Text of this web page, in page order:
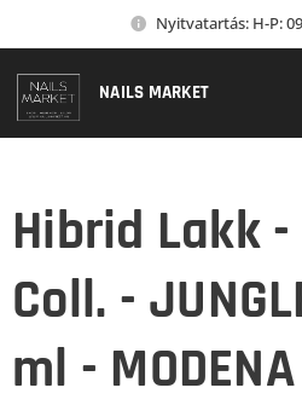
Nyitvatartás: H-P:
NAILS MARKET
Hibrid Lakk
Coll. -
ml -